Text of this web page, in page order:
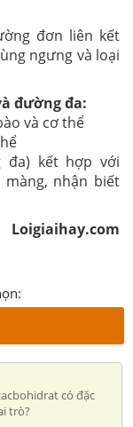
đơn liên kết
ngưng và loại
đường đa:
và cơ thể
đa) kết hợp với
nhận biết
Loigiaihay.com
có đặc
trò?